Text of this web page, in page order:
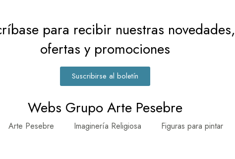
para recibir nuestras novedades,
ofertas y promociones
Suscribirse al boletín
Webs Grupo Arte Pesebre
Arte Pesebre Imaginería Religiosa Figuras para pintar